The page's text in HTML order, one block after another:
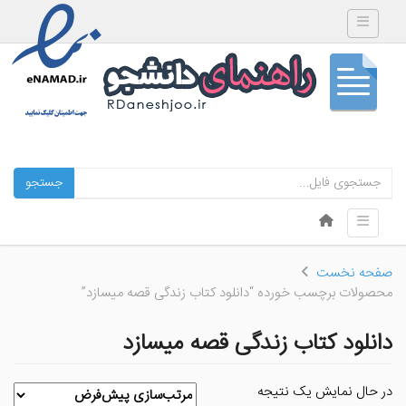
Toggle navigation
جستجو
Menu
Skip to content
Toggle navigation
صفحه نخست
محصولات برچسب خورده “دانلود کتاب زندگی قصه میسازد”
دانلود کتاب زندگی قصه میسازد
در حال نمایش یک نتیجه